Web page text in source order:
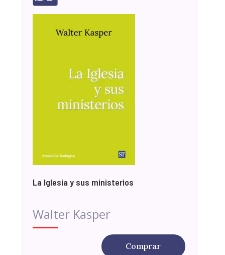
La Iglesia y sus ministerios
Walter Kasper
Comprar